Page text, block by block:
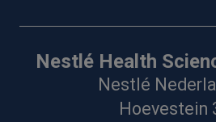
Nestlé Health
Nestlé
Hoevestein